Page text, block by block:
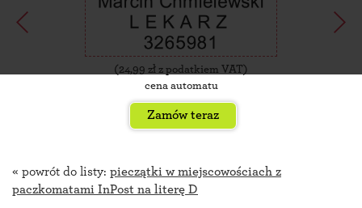
( 24,99 zł z podatkiem VAT)
cena automatu
Zamów teraz
« powrót do listy: pieczątki w miejscowościach z
paczkomatami InPost na literę D